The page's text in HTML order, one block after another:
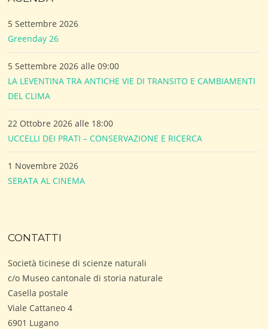
5 Settembre 2026
Greenday 26
5 Settembre 2026 alle 09:00
LA LEVENTINA TRA ANTICHE VIE DI TRANSITO E CAMBIAMENTI
DEL CLIMA
22 Ottobre 2026 alle 18:00
UCCELLI DEI PRATI – CONSERVAZIONE E RICERCA
1 Novembre 2026
SERATA AL CINEMA
CONTATTI
Società ticinese di scienze naturali
c/o Museo cantonale di storia naturale
Casella postale
Viale Cattaneo 4
6901 Lugano